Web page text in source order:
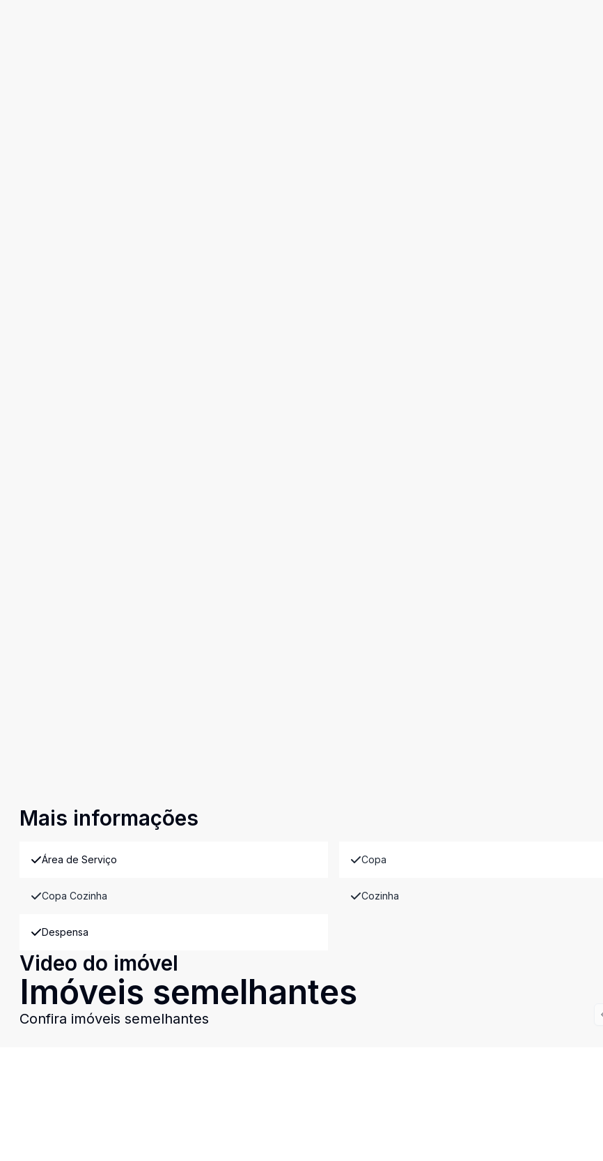
Mais informações
Área de Serviço Copa
Copa Cozinha Cozinha
Despensa
Video do imóvel
Imóveis semelhantes
Confira imóveis semelhantes